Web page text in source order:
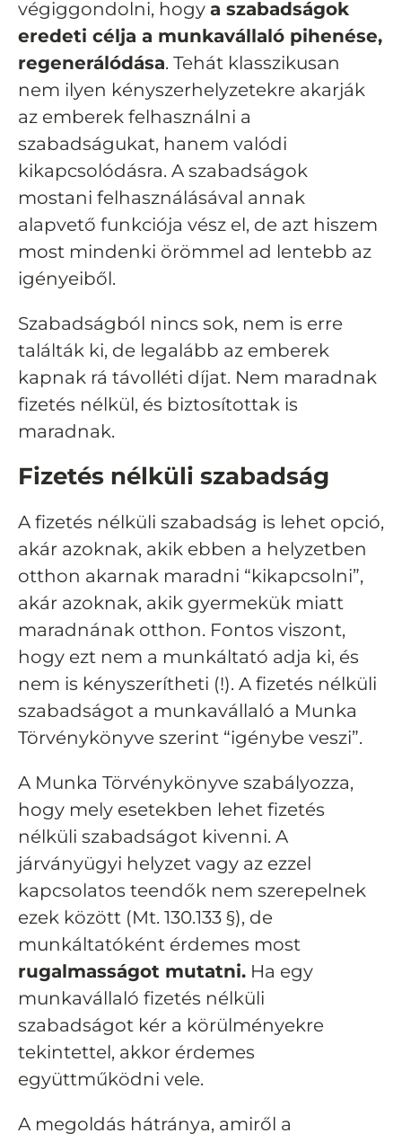
végiggondolni, hogy a szabadságok
eredeti célja a munkavállaló pihenése,
regenerálódása. Tehát klasszikusan
nem ilyen kényszerhelyzetekre akarják
az emberek felhasználni a
szabadságukat, hanem valódi
kikapcsolódásra. A szabadságok
mostani felhasználásával annak
alapvető funkciója vész el, de azt hiszem
most mindenki örömmel ad lentebb az
igényeiből.
Szabadságból nincs sok, nem is erre
találták ki, de legalább az emberek
kapnak rá távolléti díjat. Nem maradnak
fizetés nélkül, és biztosítottak is
maradnak.
Fizetés nélküli szabadság
A fizetés nélküli szabadság is lehet opció,
akár azoknak, akik ebben a helyzetben
otthon akarnak maradni “kikapcsolni”,
akár azoknak, akik gyermekük miatt
maradnának otthon. Fontos viszont,
hogy ezt nem a munkáltató adja ki, és
nem is kényszerítheti (!). A fizetés nélküli
szabadságot a munkavállaló a Munka
Törvénykönyve szerint “igénybe veszi”.
A Munka Törvénykönyve szabályozza,
hogy mely esetekben lehet fizetés
nélküli szabadságot kivenni. A
járványügyi helyzet vagy az ezzel
kapcsolatos teendők nem szerepelnek
ezek között (Mt. 130.133 §), de
munkáltatóként érdemes most
rugalmasságot mutatni. Ha egy
munkavállaló fizetés nélküli
szabadságot kér a körülményekre
tekintettel, akkor érdemes
együttműködni vele.
A megoldás hátránya, amiről a